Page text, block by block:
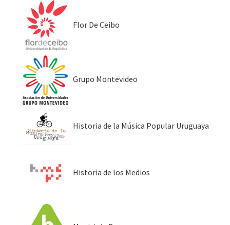
Flor De Ceibo
Grupo Montevideo
Historia de la Música Popular Uruguaya
Historia de los Medios